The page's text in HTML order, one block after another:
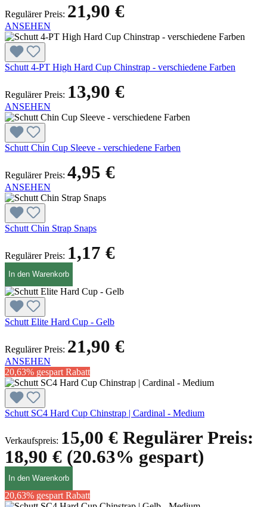
Regulärer Preis: 21,90 €
ANSEHEN
Schutt 4-PT High Hard Cup Chinstrap - verschiedene Farben
Regulärer Preis: 13,90 €
ANSEHEN
Schutt Chin Cup Sleeve - verschiedene Farben
Regulärer Preis: 4,95 €
ANSEHEN
Schutt Chin Strap Snaps
Regulärer Preis: 1,17 €
In den Warenkorb
Schutt Elite Hard Cup - Gelb
Regulärer Preis: 21,90 €
ANSEHEN
20,63% gespart Rabatt
Schutt SC4 Hard Cup Chinstrap | Cardinal - Medium
Verkaufspreis: 15,00 € Regulärer Preis:
18,90 € (20.63% gespart)
In den Warenkorb
20,63% gespart Rabatt